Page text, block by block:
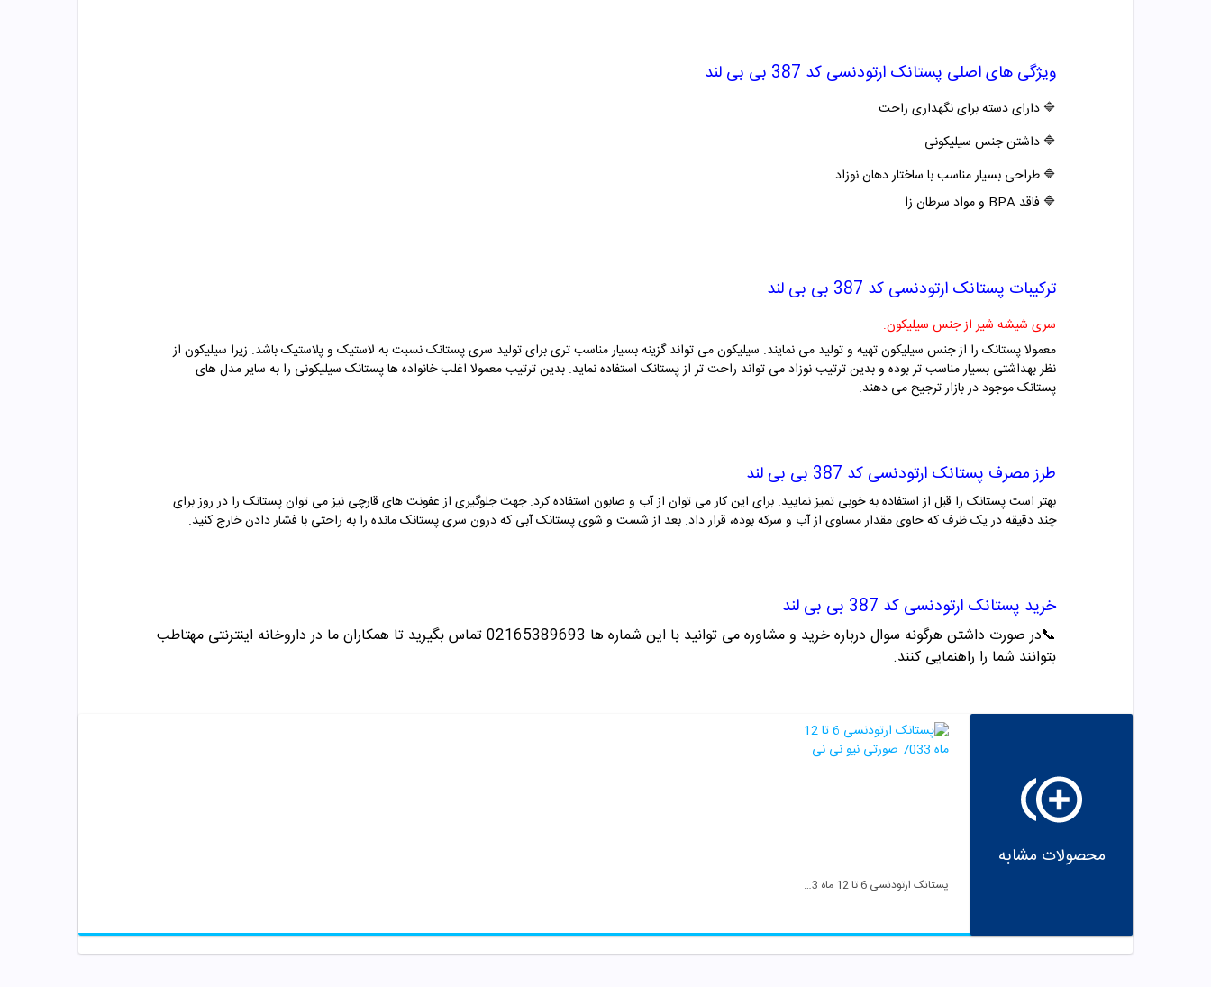
ویژگی های اصلی پستانک ارتودنسی کد 387 بی بی لند
🔷 دارای دسته برای نگهداری راحت
🔷 داشتن جنس سیلیکونی
🔷 طراحی بسیار مناسب با ساختار دهان نوزاد
🔷 فاقد BPA و مواد سرطان زا
ترکیبات پستانک ارتودنسی کد 387 بی بی لند
سری شیشه شیر از جنس سیلیکون:
معمولا پستانک را از جنس سیلیکون تهیه و تولید می نمایند. سیلیکون می تواند گزینه بسیار مناسب تری برای تولید سری پستانک نسبت به لاستیک و پلاستیک باشد. زیرا سیلیکون از
نظر بهداشتی بسیار مناسب تر بوده و بدین ترتیب نوزاد می تواند راحت تر از پستانک استفاده نماید. بدین ترتیب معمولا اغلب خانواده ها پستانک سیلیکونی را به سایر مدل های
پستانک موجود در بازار ترجیح می دهند.
طرز مصرف پستانک ارتودنسی کد 387 بی بی لند
بهتر است پستانک را قبل از استفاده به خوبی تمیز نمایید. برای این کار می توان از آب و صابون استفاده کرد. جهت جلوگیری از عفونت های قارچی نیز می توان پستانک را در روز برای
چند دقیقه در یک ظرف که حاوی مقدار مساوی از آب و سرکه بوده، قرار داد. بعد از شست و شوی پستانک آبی که درون سری پستانک مانده را به راحتی با فشار دادن خارج کنید.
خرید پستانک ارتودنسی کد 387 بی بی لند
📞در صورت داشتن هرگونه سوال درباره خرید و مشاوره می توانید با این شماره ها 02165389693
تماس بگیرید تا همکاران ما در داروخانه اینترنتی مهتاطب
بتوانند شما را راهنمایی کنند.
محصولات مشابه
پستانک ارتودنسی 6 تا 12 ماه 7033 صورتی نیو نی نی